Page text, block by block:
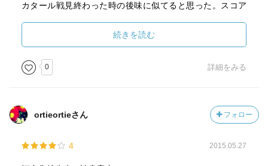
カタール戦見終わった時の後味に似てると思った。スコア
そしたら、ふと、試合後のインタビューで森保さんが言っ
てた言葉が浮かんだ。負けたということは相手が強かった
な。なるほど、これがマチュアか！と思った。
か！と思ってみた。
己を超えるもの、が何かを示唆しようとしているのか？！
続きを読む
0 詳細をみる
ortieortieさん フォロー
4 2015.05.27